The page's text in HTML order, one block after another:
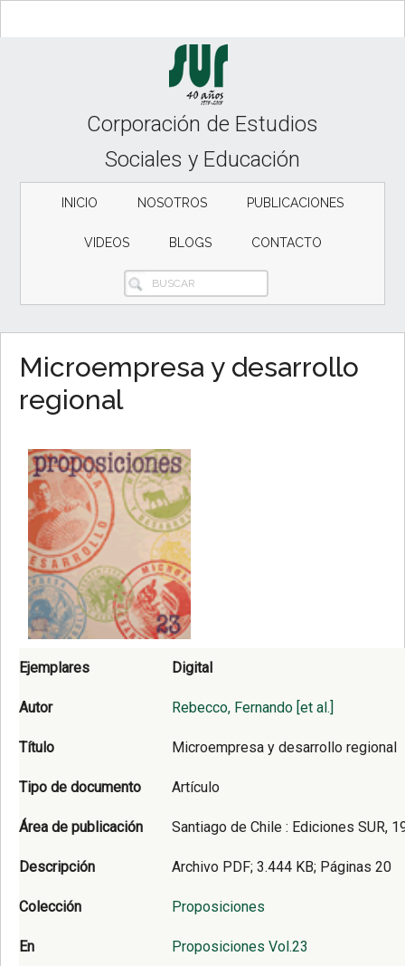
to
to
Corporación de Estudios
Sociales y Educación
INICIO NOSOTROS PUBLICACIONES
VIDEOS BLOGS CONTACTO
BUSCAR
Microempresa y desarrollo
regional
Ejemplares Digital
Autor Rebecco, Fernando [et al.]
Título Microempresa y desarrollo regional
Tipo de documento Artículo
Área de publicación Santiago de Chile : Ediciones SUR,
Descripción Archivo PDF; 3.444 KB; Páginas 20
Colección Proposiciones
En Proposiciones Vol.23